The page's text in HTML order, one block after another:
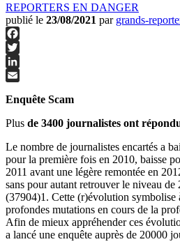
REPORTERS EN DANGER
publié le 23/08/2021 par grands-
Facebook
Twitter
LinkedIn
Enquête Scam
Plus de 3400 journalistes ont
Le nombre de journalistes encartés a
pour la première fois en 2010, baisse
2011 avant une légère remontée en
sans pour autant retrouver le niveau de
(37904)1. Cette (r)évolution symbolise
profondes mutations en cours de la
Afin de mieux appréhender ces
a lancé une enquête auprès de 20000